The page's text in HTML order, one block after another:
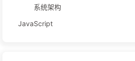
系统架构
JavaScript